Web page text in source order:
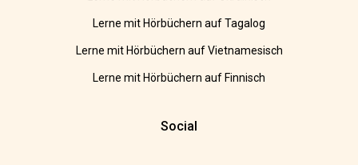
Lerne mit Hörbüchern auf Tagalog
Lerne mit Hörbüchern auf Vietnamesisch
Lerne mit Hörbüchern auf Finnisch
Social